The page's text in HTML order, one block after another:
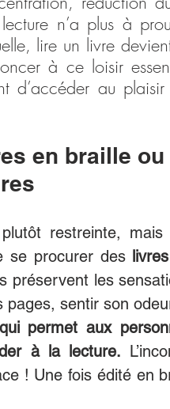
n’a plus à
lire un livre
à ce loisir
d’accéder au
en braille
plutôt restreinte,
se procurer des
préservent les
pages, sentir son
permet aux
à la lecture.
! Une fois édité en